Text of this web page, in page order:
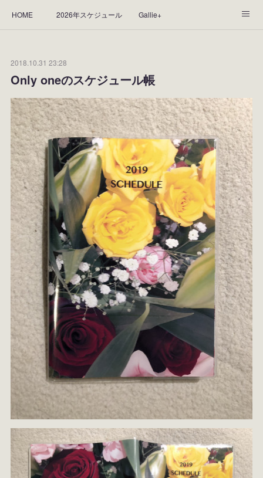
HOME 2026年スケジュール Gallie+
“Kasane Style Art”って？ Yorie's Tapestry Yorie's Goods
ショップ 作品のレンタルについて 2025年足跡
2024年 の足跡 2023*足跡 2022年の足あと
2021あしあと 2020年あしあと 2019年足あと
2018年あしあと
2018.10.31 23:28
Only oneのスケジュール帳